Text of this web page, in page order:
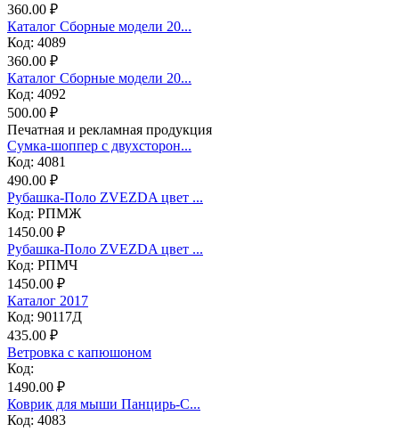
360.00 ₽
Каталог Сборные модели 20...
Код: 4089
360.00 ₽
Каталог Сборные модели 20...
Код: 4092
500.00 ₽
Печатная и рекламная продукция
Сумка-шоппер с двухсторон...
Код: 4081
490.00 ₽
Рубашка-Поло ZVEZDA цвет ...
Код: РПМЖ
1450.00 ₽
Рубашка-Поло ZVEZDA цвет ...
Код: РПМЧ
1450.00 ₽
Каталог 2017
Код: 90117Д
435.00 ₽
Ветровка с капюшоном
Код:
1490.00 ₽
Коврик для мыши Панцирь-С...
Код: 4083